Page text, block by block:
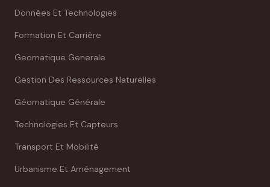
Données Et Technologies
Formation Et Carrière
Geomatique Generale
Gestion Des Ressources Naturelles
Géomatique Générale
Technologies Et Capteurs
Transport Et Mobilité
Urbanisme Et Aménagement